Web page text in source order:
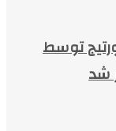
توسط
شد